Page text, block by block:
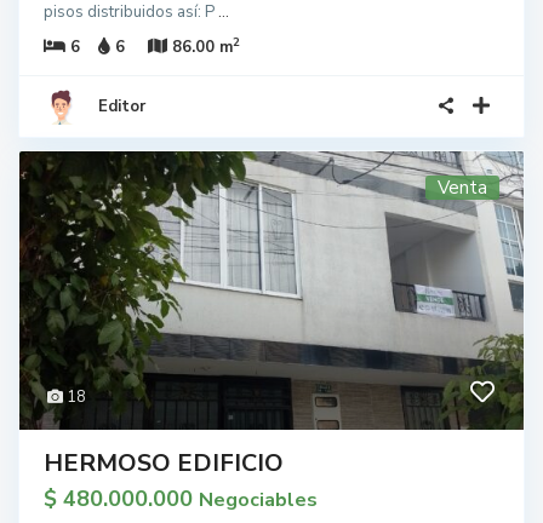
pisos distribuidos así: P...
6
6 86.00 m2
Editor
18
Venta
HERMOSO EDIFICIO
$ 480.000.000 Negociables